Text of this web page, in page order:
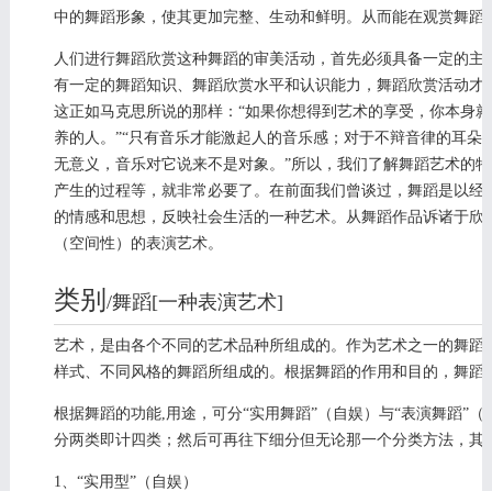
中的舞蹈形象，使其更加完整、生动和鲜明。从而能在观赏舞
人们进行舞蹈欣赏这种舞蹈的审美活动，首先必须具备一定的主
有一定的舞蹈知识、舞蹈欣赏水平和认识能力，舞蹈欣赏活动才
这正如马克思所说的那样：“如果你想得到艺术的享受，你本身
养的人。”“只有音乐才能激起人的音乐感；对于不辩音律的耳朵
无意义，音乐对它说来不是对象。”所以，我们了解舞蹈艺术的
产生的过程等，就非常必要了。在前面我们曾谈过，舞蹈是以
的情感和思想，反映社会生活的一种艺术。从舞蹈作品诉诸于
（空间性）的表演艺术。
类别 /舞蹈[一种表演艺术]
艺术，是由各个不同的艺术品种所组成的。作为艺术之一的舞
样式、不同风格的舞蹈所组成的。根据舞蹈的作用和目的，舞
根据舞蹈的功能,用途，可分“实用舞蹈”（自娱）与“表演舞蹈”
分两类即计四类；然后可再往下细分但无论那一个分类方法，其
1、“实用型”（自娱）